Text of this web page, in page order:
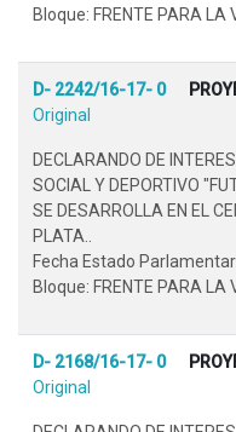
Bloque: FRENTE PARA LA
D- 2242/16-17- 0
Original
DECLARANDO DE
SOCIAL Y DEPORTIVO
SE DESARROLLA EN EL
PLATA..
Fecha Estado
Bloque: FRENTE PARA LA
D- 2168/16-17- 0
Original